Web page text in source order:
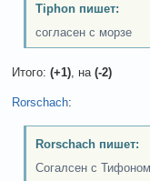
Tiphon пишет:
согласен с морзе
Итого: (+1) , на (-2)
Rorschach:
Rorschach пишет:
Согалсен с